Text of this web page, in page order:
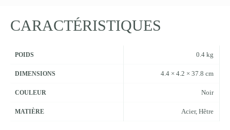
CARACTÉRISTIQUES
POIDS 0.4 kg
DIMENSIONS 4.4 × 4.2 × 37.8 cm
COULEUR Noir
MATIÈRE Acier, Hêtre